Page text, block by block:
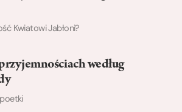
Kwiatowi Jabłoni?
według